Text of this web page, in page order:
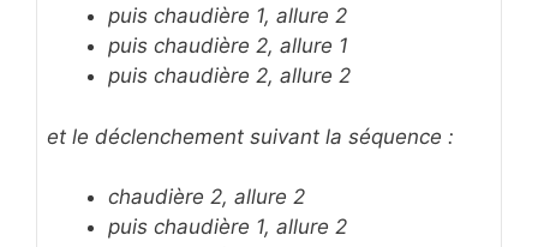
puis chaudière 1, allure 2
puis chaudière 2, allure 1
puis chaudière 2, allure 2
et le déclenchement suivant la séquence :
chaudière 2, allure 2
puis chaudière 1, allure 2